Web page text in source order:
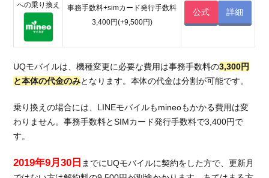
への乗り換え
事務手数料+simカード発行手数料
3,400円(+9,500円)
公式 詳細
UQモバイルは、機種変更に必要な費用は事務手数料の3,300円
と本体の代金のみとなります。本体の代金は分割が可能です。
乗り換えの場合には、LINEモバイルもmineoもかかる費用は変
わりません。事務手数料とSIMカード発行手数料で3,400円で
す。
2019年9月30日 までにUQモバイルに契約をした方で、更新月